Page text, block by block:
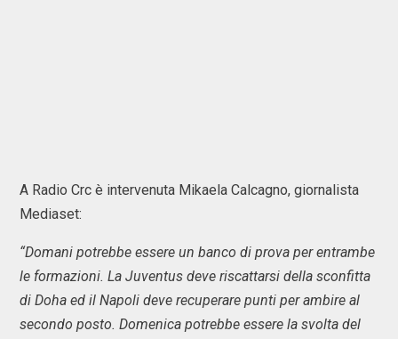
A Radio Crc è intervenuta Mikaela Calcagno, giornalista
Mediaset:
“Domani potrebbe essere un banco di prova per entrambe
le formazioni. La Juventus deve riscattarsi della sconfitta
di Doha ed il Napoli deve recuperare punti per ambire al
secondo posto. Domenica potrebbe essere la svolta del